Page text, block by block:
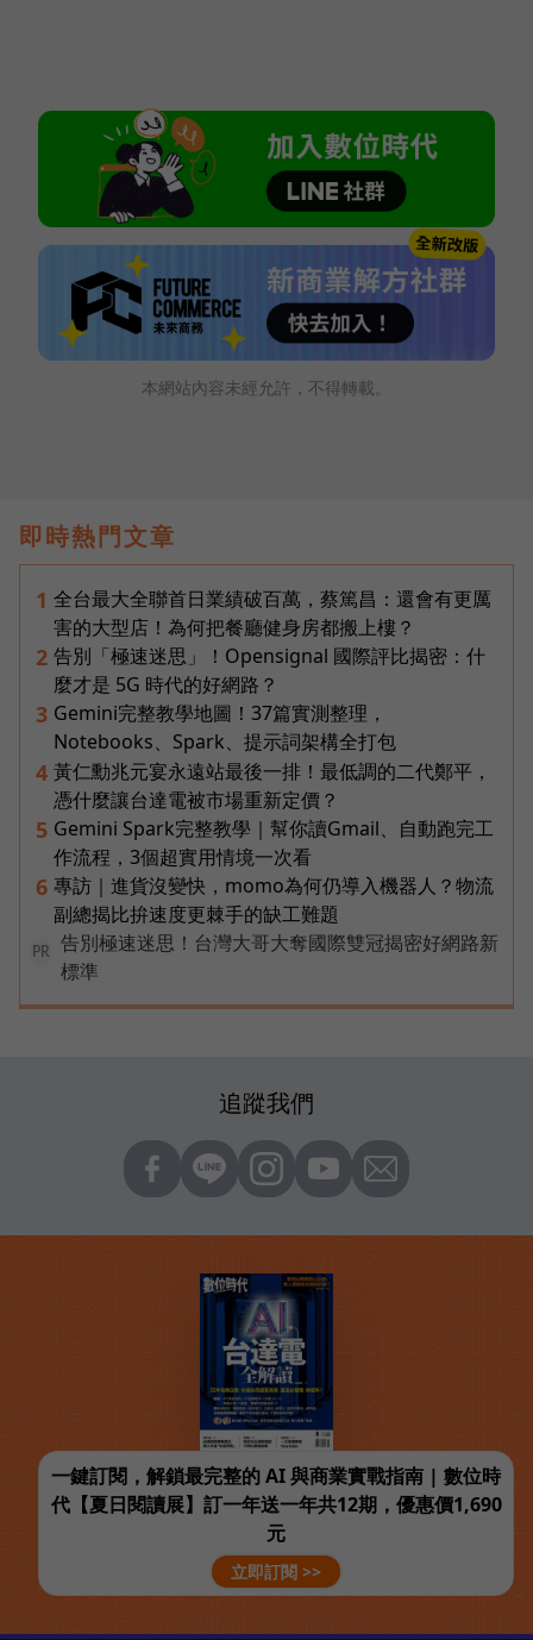
本網站內容未經允許，不得轉載。
即時熱門文章
1 全台最大全聯首日業績破百萬，蔡篤昌：還會有更厲
害的大型店！為何把餐廳健身房都搬上樓？
2 告別「極速迷思」！Opensignal 國際評比揭密：什
麼才是 5G 時代的好網路？
3 Gemini完整教學地圖！37篇實測整理，
Notebooks、Spark、提示詞架構全打包
4 黃仁勳兆元宴永遠站最後一排！最低調的二代鄭平，
憑什麼讓台達電被市場重新定價？
5 Gemini Spark完整教學｜幫你讀Gmail、自動跑完工
作流程，3個超實用情境一次看
6 專訪｜進貨沒變快，momo為何仍導入機器人？物流
副總揭比拚速度更棘手的缺工難題
PR
告別極速迷思！台灣大哥大奪國際雙冠揭密好網路新
標準
追蹤我們
一鍵訂閱，解鎖最完整的 AI 與商業實戰指南 | 數位時
代【夏日閱讀展】訂一年送一年共12期，優惠價1,690
元
立即訂閱 >>